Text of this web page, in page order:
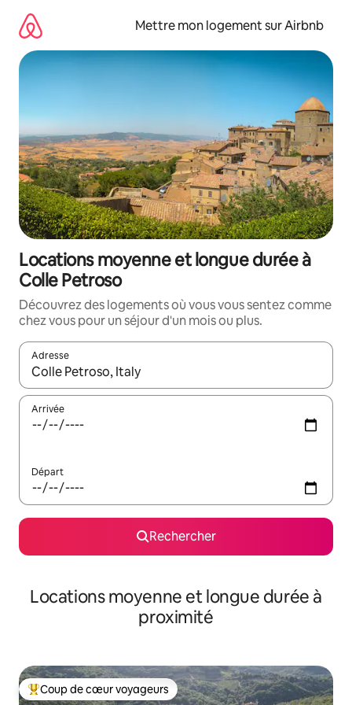
directement
contenu
Mettre mon logement sur Airbnb
Locations moyenne et longue durée à
Colle Petroso
Découvrez des logements où vous vous sentez comme
chez vous pour un séjour d'un mois ou plus.
Adresse
Lorsque les résultats s'affichent, utilisez les flèches vers le
Arrivée
Départ
Rechercher
Locations moyenne et longue durée à
proximité
Coups de cœur voyageurs les plus appréciés
Coup de cœur voyageurs